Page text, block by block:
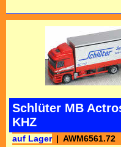
Schlüter MB
KHZ
auf Lager AWM6561.72